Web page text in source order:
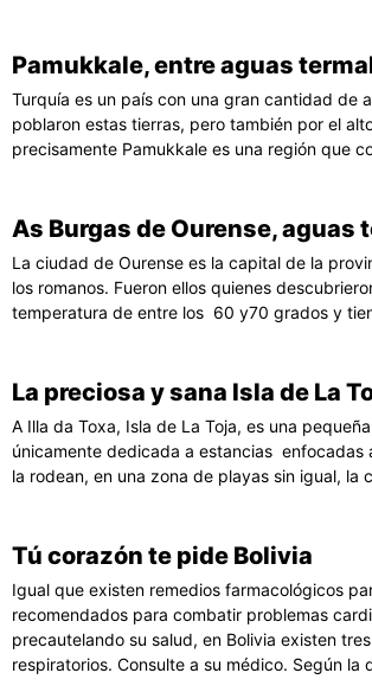
Pamukkale, entre aguas
Turquía es un país con una gran cantidad de
poblaron estas tierras, pero también por el
precisamente Pamukkale es una región que
As Burgas de Ourense,
La ciudad de Ourense es la capital de la
los romanos. Fueron ellos quienes
temperatura de entre los 60 y70 grados y
La preciosa y sana Isla de La
A Illa da Toxa, Isla de La Toja, es una
únicamente dedicada a estancias enfocadas
la rodean, en una zona de playas sin igual, la
Tú corazón te pide Bolivia
Igual que existen remedios farmacológicos
recomendados para combatir problemas
precautelando su salud, en Bolivia existen
respiratorios. Consulte a su médico. Según la